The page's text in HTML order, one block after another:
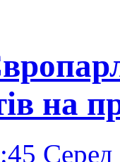
на
Серед